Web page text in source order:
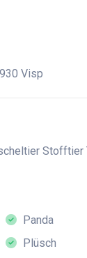
Visp
Stofftier
Panda
Plüsch